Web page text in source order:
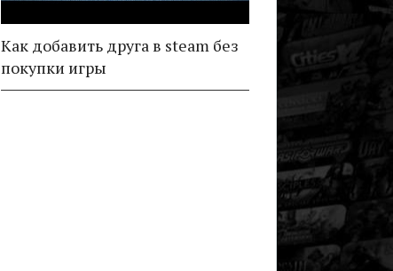
Как добавить друга в steam без
покупки игры